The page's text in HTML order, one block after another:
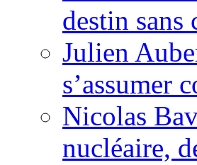
destin
Julien
s’assumer
Nicolas
nucléaire,